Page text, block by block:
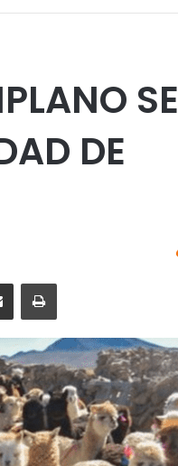
SE
DE
Enviar vía email Imprimir